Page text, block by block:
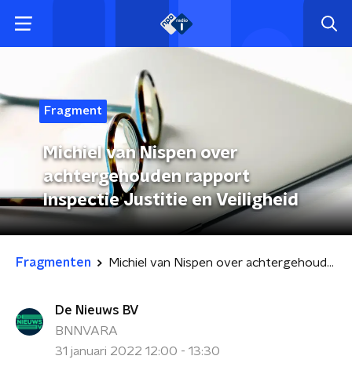
Fragment
Michiel van Nispen over
achtergehouden rapport
Inspectie Justitie en Veiligheid
Fragmenten Michiel van Nispen over achtergehouden rapport Inspectie Justitie en Veiligheid
De Nieuws BV
BNNVARA
31 januari 2022 12:00 - 13:30